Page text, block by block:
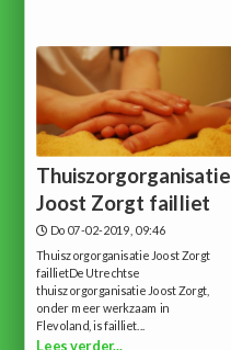
Thuiszorgorganisatie
Joost Zorgt failliet
Do 07-02-2019, 09:46
Thuiszorgorganisatie Joost Zorgt
faillietDe Utrechtse
thuiszorgorganisatie Joost Zorgt,
onder meer werkzaam in
Flevoland, is failliet...
Lees verder...